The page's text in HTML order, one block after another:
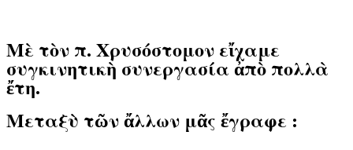
Μὲ τὸν π. Χρυσόστομον εἴχαμε
συγκινητικὴ συνεργασία ἀπὸ πολλὰ
ἔτη.
Μεταξὺ τῶν ἄλλων μᾶς ἔγραφε :